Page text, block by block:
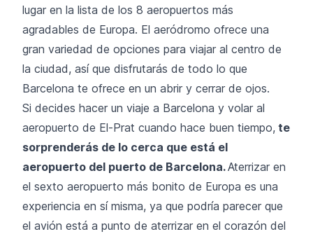
lugar en la lista de los 8 aeropuertos más
agradables de Europa. El aeródromo ofrece una
gran variedad de opciones para viajar al centro de
la ciudad, así que disfrutarás de todo lo que
Barcelona te ofrece en un abrir y cerrar de ojos.
Si decides hacer un viaje a Barcelona y volar al
aeropuerto de El-Prat cuando hace buen tiempo, te
sorprenderás de lo cerca que está el
aeropuerto del puerto de Barcelona.Aterrizar en
el sexto aeropuerto más bonito de Europa es una
experiencia en sí misma, ya que podría parecer que
el avión está a punto de aterrizar en el corazón del